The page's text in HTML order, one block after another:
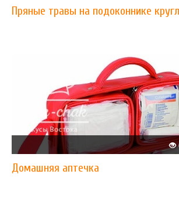
Пряные травы на подоконнике
Домашняя аптечка